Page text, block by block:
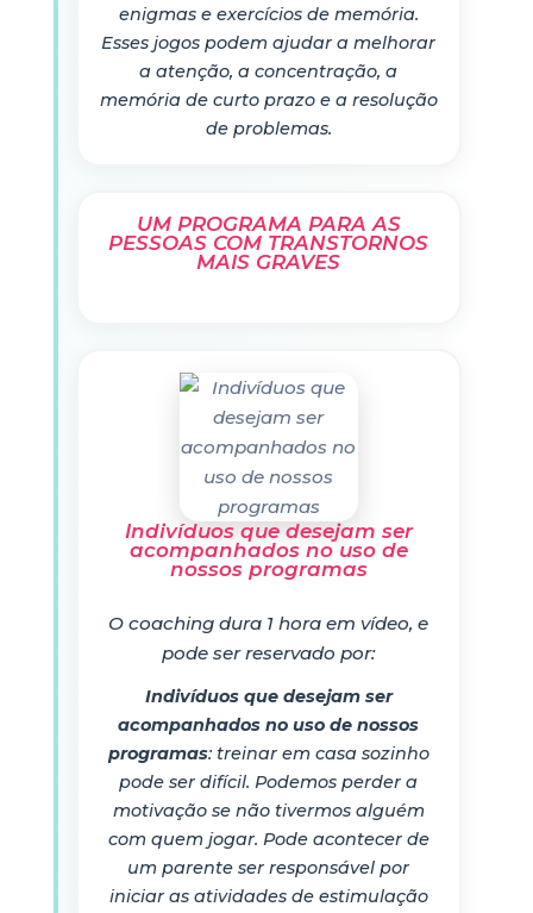
enigmas e exercícios de memória.
Esses jogos podem ajudar a melhorar
a atenção, a concentração, a
memória de curto prazo e a resolução
de problemas.
UM PROGRAMA PARA AS
PESSOAS COM TRANSTORNOS
MAIS GRAVES
Indivíduos que desejam ser
acompanhados no uso de
nossos programas
O coaching dura 1 hora em vídeo, e
pode ser reservado por:
Indivíduos que desejam ser
acompanhados no uso de nossos
programas: treinar em casa sozinho
pode ser difícil. Podemos perder a
motivação se não tivermos alguém
com quem jogar. Pode acontecer de
um parente ser responsável por
iniciar as atividades de estimulação